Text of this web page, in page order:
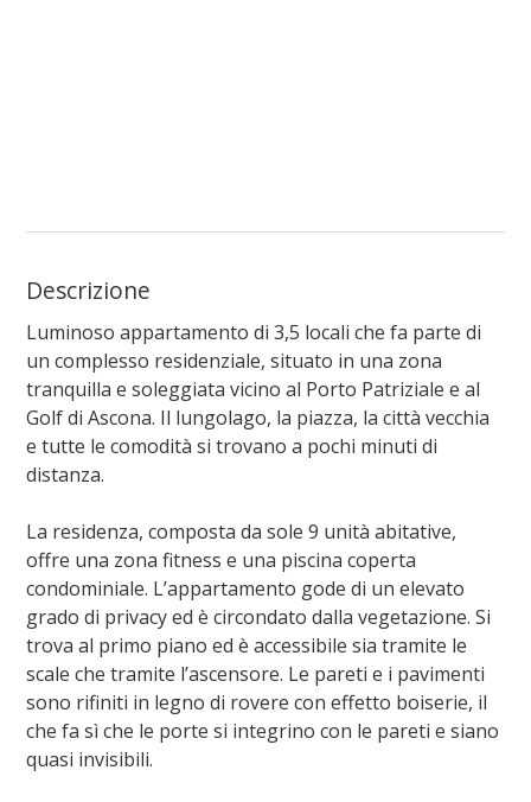
Descrizione
Luminoso appartamento di 3,5 locali che fa parte di
un complesso residenziale, situato in una zona
tranquilla e soleggiata vicino al Porto Patriziale e al
Golf di Ascona. Il lungolago, la piazza, la città vecchia
e tutte le comodità si trovano a pochi minuti di
distanza.
La residenza, composta da sole 9 unità abitative,
offre una zona fitness e una piscina coperta
condominiale. L’appartamento gode di un elevato
grado di privacy ed è circondato dalla vegetazione. Si
trova al primo piano ed è accessibile sia tramite le
scale che tramite l’ascensore. Le pareti e i pavimenti
sono rifiniti in legno di rovere con effetto boiserie, il
che fa sì che le porte si integrino con le pareti e siano
quasi invisibili.